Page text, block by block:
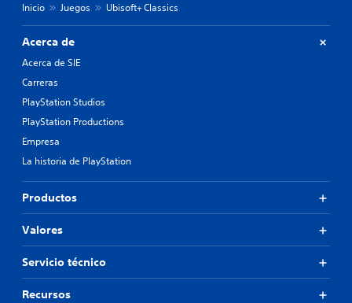
Inicio Juegos Ubisoft+ Classics
Acerca de
Acerca de SIE
Carreras
PlayStation Studios
PlayStation Productions
Empresa
La historia de PlayStation
Productos
Valores
Servicio técnico
Recursos